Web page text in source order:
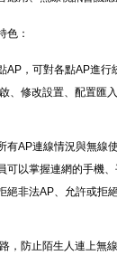
色：
，可對各點AP進行
、修改設置、配置匯
有AP連線情況與無線
可以掌握連網的手機
非法AP、允許或拒
，防止陌生人連上無